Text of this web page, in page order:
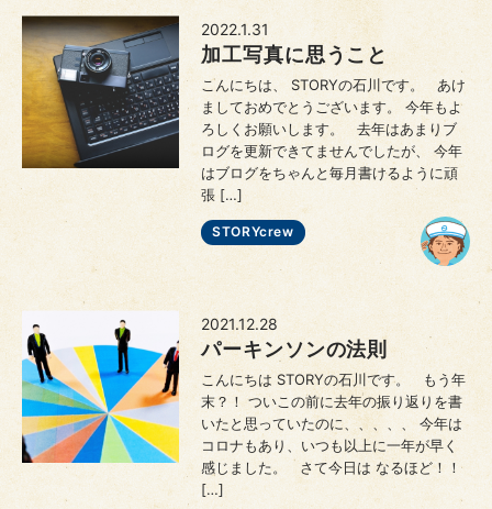
2022.1.31
加工写真に思うこと
こんにちは、 STORYの石川です。 あけ
ましておめでとうございます。 今年もよ
ろしくお願いします。 去年はあまりブ
ログを更新できてませんでしたが、 今年
はブログをちゃんと毎月書けるように頑
張 […]
STORYcrew
2021.12.28
パーキンソンの法則
こんにちは STORYの石川です。 もう年
末？！ ついこの前に去年の振り返りを書
いたと思っていたのに、、、、、 今年は
コロナもあり、いつも以上に一年が早く
感じました。 さて今日は なるほど！！
[…]